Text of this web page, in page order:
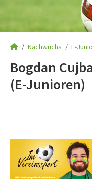
Nachwuchs E-
Bogdan
(E-Junioren)